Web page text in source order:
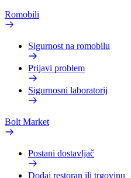
Romobili
Sigurnost na romobilu
Prijavi problem
Sigurnosni laboratorij
Bolt Market
Postani dostavljač
Dodaj restoran ili trgovinu